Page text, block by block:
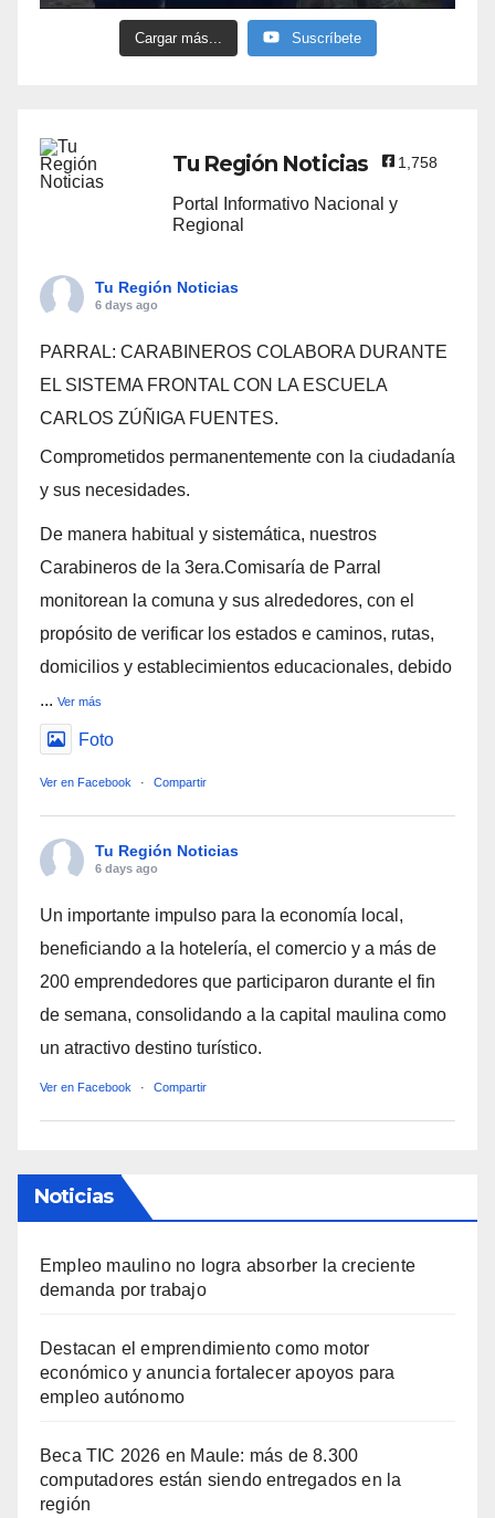
Cargar más... Suscríbete
Tu Región Noticias 1,758
Portal Informativo Nacional y
Regional
Tu Región Noticias
6 days ago
PARRAL: CARABINEROS COLABORA DURANTE
EL SISTEMA FRONTAL CON LA ESCUELA
CARLOS ZÚÑIGA FUENTES.
Comprometidos permanentemente con la ciudadanía
y sus necesidades.
De manera habitual y sistemática, nuestros
Carabineros de la 3era.Comisaría de Parral
monitorean la comuna y sus alrededores, con el
propósito de verificar los estados e caminos, rutas,
domicilios y establecimientos educacionales, debido
... Ver más
Foto
Ver en Facebook · Compartir
Tu Región Noticias
6 days ago
Un importante impulso para la economía local,
beneficiando a la hotelería, el comercio y a más de
200 emprendedores que participaron durante el fin
de semana, consolidando a la capital maulina como
un atractivo destino turístico.
Ver en Facebook · Compartir
Noticias
Empleo maulino no logra absorber la creciente
demanda por trabajo
Destacan el emprendimiento como motor
económico y anuncia fortalecer apoyos para
empleo autónomo
Beca TIC 2026 en Maule: más de 8.300
computadores están siendo entregados en la
región